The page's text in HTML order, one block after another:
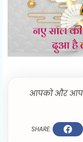
आपको और आपके
SHARE: